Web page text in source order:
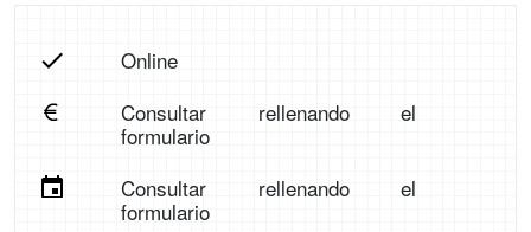
Online
Consultar rellenando el
formulario
Consultar rellenando el
formulario